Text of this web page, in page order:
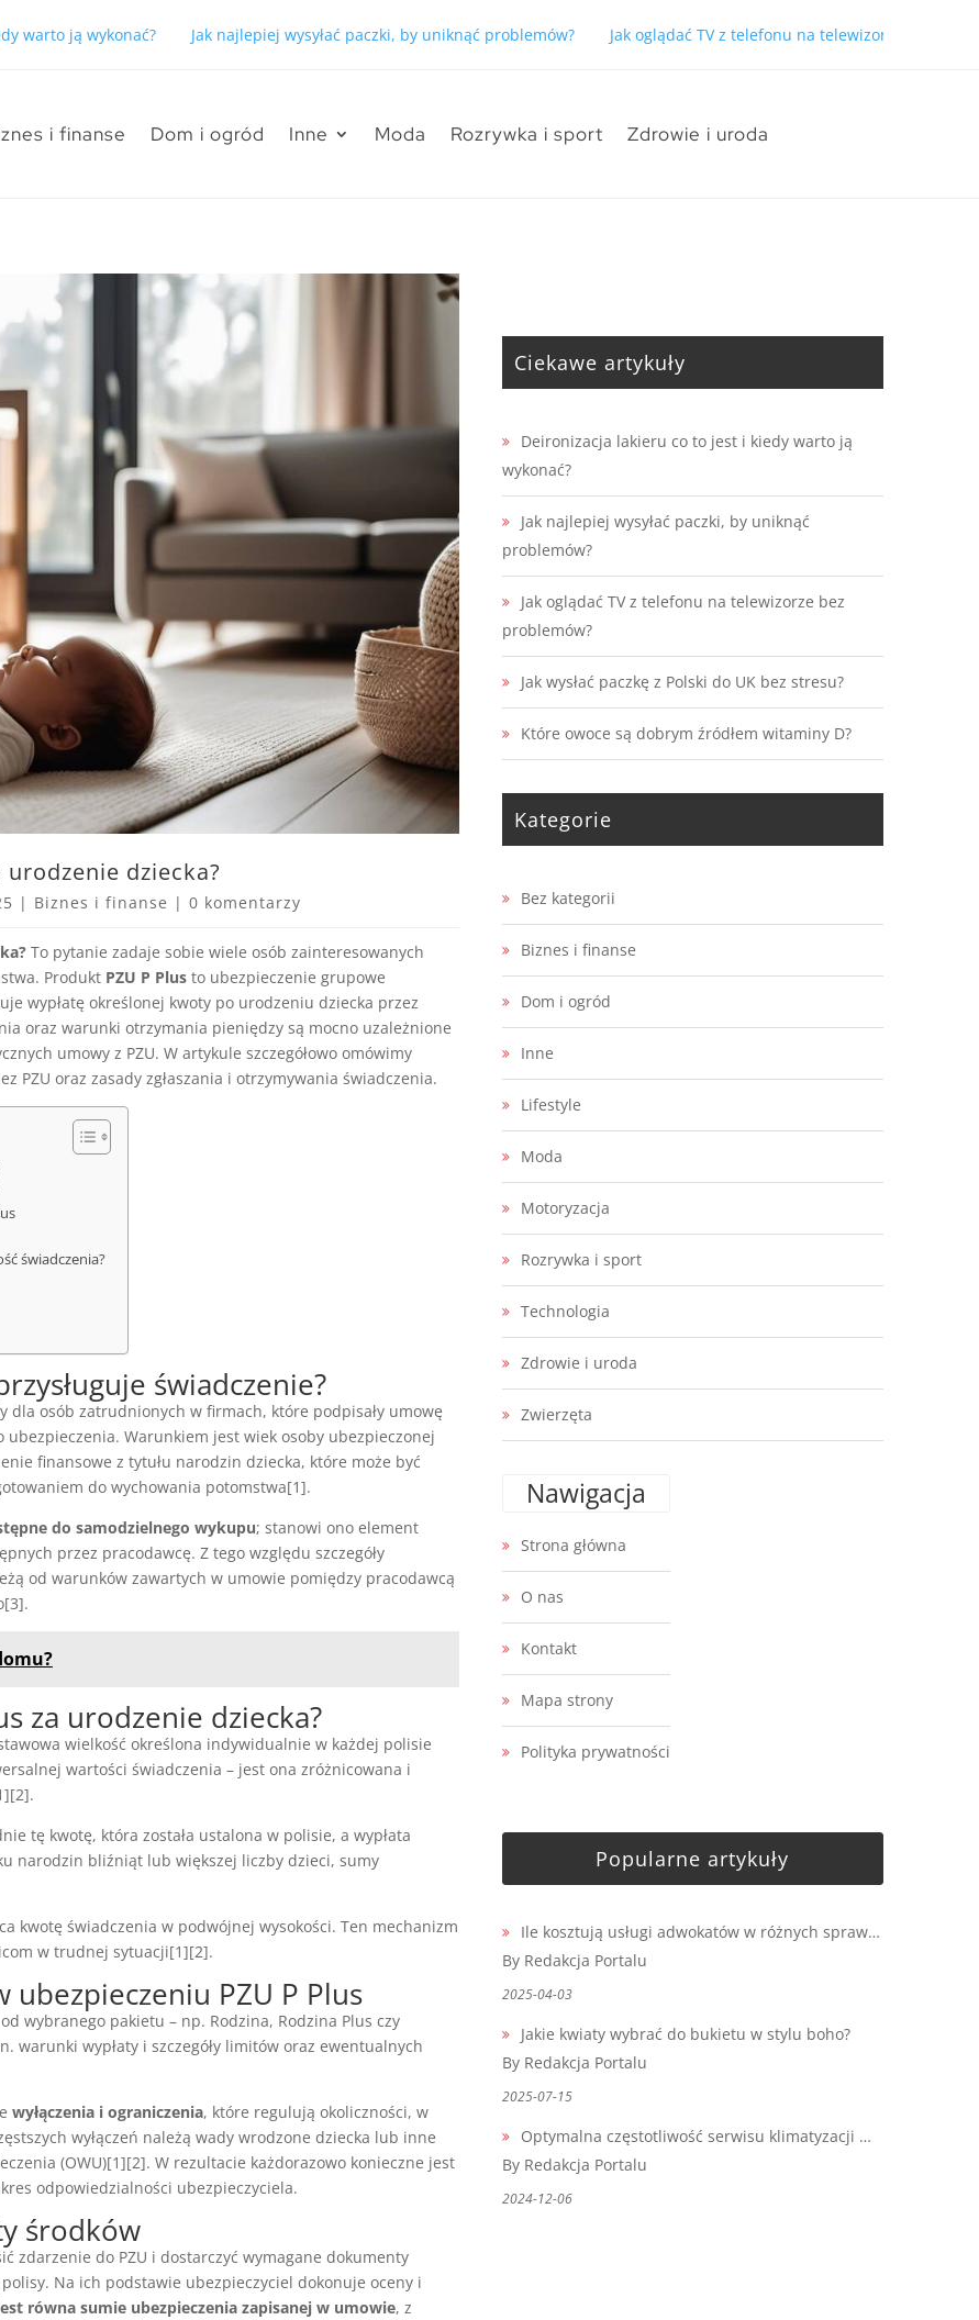
warto ją wykonać? Jak najlepiej wysyłać paczki, by uniknąć problemów? Jak oglądać TV z telefonu na telewizorze bez
i finanse Dom i ogród Inne Moda Rozrywka i sport Zdrowie i uroda
urodzenie dziecka?
| Biznes i finanse | 0 komentarzy
To pytanie zadaje sobie wiele osób zainteresowanych
Produkt PZU P Plus to ubezpieczenie grupowe
wypłatę określonej kwoty po urodzeniu dziecka przez
oraz warunki otrzymania pieniędzy są mocno uzależnione
umowy z PZU. W artykule szczegółowo omówimy
PZU oraz zasady zgłaszania i otrzymywania świadczenia.
świadczenia?
świadczenie?
osób zatrudnionych w firmach, które podpisały umowę
Warunkiem jest wiek osoby ubezpieczonej
finansowe z tytułu narodzin dziecka, które może być
do wychowania potomstwa[1].
do samodzielnego wykupu; stanowi ono element
przez pracodawcę. Z tego względu szczegóły
od warunków zawartych w umowie pomiędzy pracodawcą
za urodzenie dziecka?
wielkość określona indywidualnie w każdej polisie
wartości świadczenia – jest ona zróżnicowana i
tę kwotę, która została ustalona w polisie, a wypłata
narodzin bliźniąt lub większej liczby dzieci, sumy
kwotę świadczenia w podwójnej wysokości. Ten mechanizm
w trudnej sytuacji[1][2].
ubezpieczeniu PZU P Plus
wybranego pakietu – np. Rodzina, Rodzina Plus czy
warunki wypłaty i szczegóły limitów oraz ewentualnych
wyłączenia i ograniczenia, które regulują okoliczności, w
wyłączeń należą wady wrodzone dziecka lub inne
(OWU)[1][2]. W rezultacie każdorazowo konieczne jest
odpowiedzialności ubezpieczyciela.
środków
zdarzenie do PZU i dostarczyć wymagane dokumenty
Na ich podstawie ubezpieczyciel dokonuje oceny i
równa sumie ubezpieczenia zapisanej w umowie, z
Ciekawe artykuły
Deironizacja lakieru co to jest i kiedy warto ją
wykonać?
Jak najlepiej wysyłać paczki, by uniknąć
problemów?
Jak oglądać TV z telefonu na telewizorze bez
problemów?
Jak wysłać paczkę z Polski do UK bez stresu?
Które owoce są dobrym źródłem witaminy D?
Kategorie
Bez kategorii
Biznes i finanse
Dom i ogród
Inne
Lifestyle
Moda
Motoryzacja
Rozrywka i sport
Technologia
Zdrowie i uroda
Zwierzęta
Nawigacja
Strona główna
O nas
Kontakt
Mapa strony
Polityka prywatności
Popularne artykuły
Ile kosztują usługi adwokatów w różnych spraw…
By Redakcja Portalu
2025-04-03
Jakie kwiaty wybrać do bukietu w stylu boho?
By Redakcja Portalu
2025-07-15
Optymalna częstotliwość serwisu klimatyzacji …
By Redakcja Portalu
2024-12-06